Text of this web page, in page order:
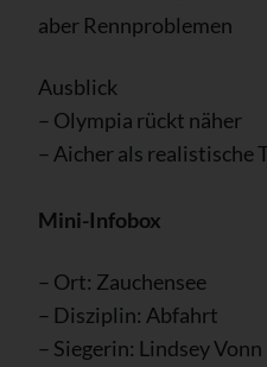
aber Rennproblemen
Ausblick
– Olympia rückt näher
– Aicher als realistische
Mini-Infobox
– Ort: Zauchensee
– Disziplin: Abfahrt
– Siegerin: Lindsey Vonn